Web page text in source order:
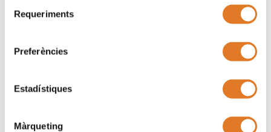
Requeriments
Preferències
Estadístiques
Màrqueting